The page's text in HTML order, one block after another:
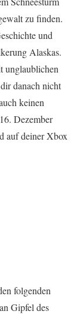
zu finden.
und
Alaskas.
unglaublichen
danach nicht
keinen
Dezember
auf deiner Xbox
folgenden
Gipfel des